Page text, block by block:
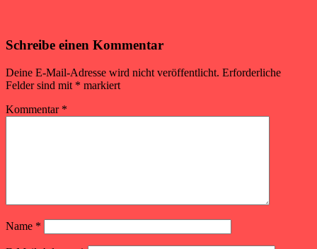
Schreibe einen Kommentar
Deine E-Mail-Adresse wird nicht veröffentlicht. Erforderliche
Felder sind mit * markiert
Kommentar *
Name *